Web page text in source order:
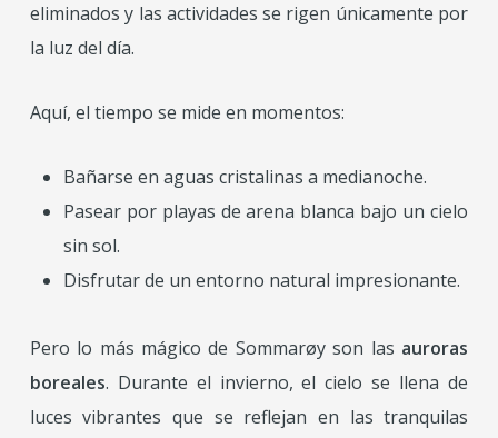
eliminados y las actividades se rigen únicamente por
la luz del día.
Aquí, el tiempo se mide en momentos:
Bañarse en aguas cristalinas a medianoche.
Pasear por playas de arena blanca bajo un cielo
sin sol.
Disfrutar de un entorno natural impresionante.
Pero lo más mágico de Sommarøy son las auroras
boreales. Durante el invierno, el cielo se llena de
luces vibrantes que se reflejan en las tranquilas